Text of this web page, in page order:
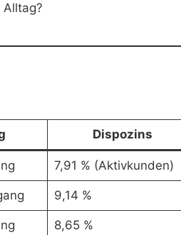
Dispozins
7,91 % (Aktivkunden)
9,14 %
8,65 %